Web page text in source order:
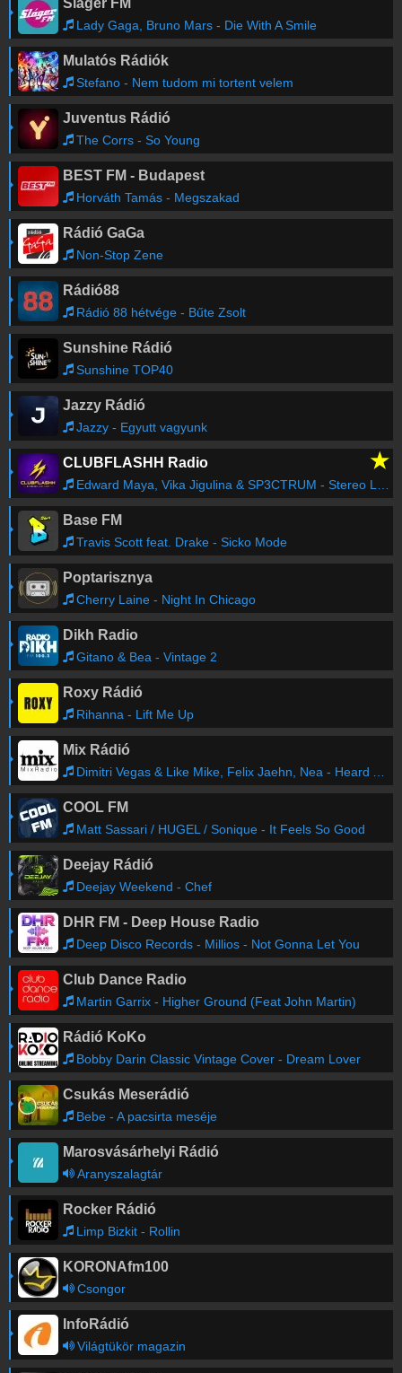
Sláger FM
Lady Gaga, Bruno Mars - Die With A Smile
Mulatós Rádiók
Stefano - Nem tudom mi tortent velem
Juventus Rádió
The Corrs - So Young
BEST FM - Budapest
Horváth Tamás - Megszakad
Rádió GaGa
Non-Stop Zene
Rádió88
Rádió 88 hétvége - Bűte Zsolt
Sunshine Rádió
Sunshine TOP40
Jazzy Rádió
Jazzy - Egyutt vagyunk
CLUBFLASHH Radio ★
Edward Maya, Vika Jigulina & SP3CTRUM - Stereo Love (SP3CTRUM Remix)
Base FM
Travis Scott feat. Drake - Sicko Mode
Poptarisznya
Cherry Laine - Night In Chicago
Dikh Radio
Gitano & Bea - Vintage 2
Roxy Rádió
Rihanna - Lift Me Up
Mix Rádió
Dimitri Vegas & Like Mike, Felix Jaehn, Nea - Heard About Me (Dj Trojan Extended Remix)
COOL FM
Matt Sassari / HUGEL / Sonique - It Feels So Good
Deejay Rádió
Deejay Weekend - Chef
DHR FM - Deep House Radio
Deep Disco Records - Millios - Not Gonna Let You
Club Dance Radio
Martin Garrix - Higher Ground (Feat John Martin)
Rádió KoKo
Bobby Darin Classic Vintage Cover - Dream Lover
Csukás Meserádió
Bebe - A pacsirta meséje
Marosvásárhelyi Rádió
Aranyszalagtár
Rocker Rádió
Limp Bizkit - Rollin
KORONAfm100
Csongor
InfoRádió
Világtükör magazin